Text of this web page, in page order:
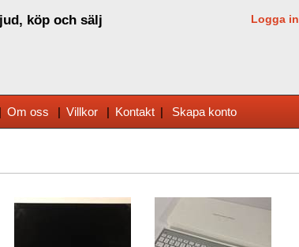
köp och sälj Logga in
| Om oss | Villkor | Kontakt | Skapa konto